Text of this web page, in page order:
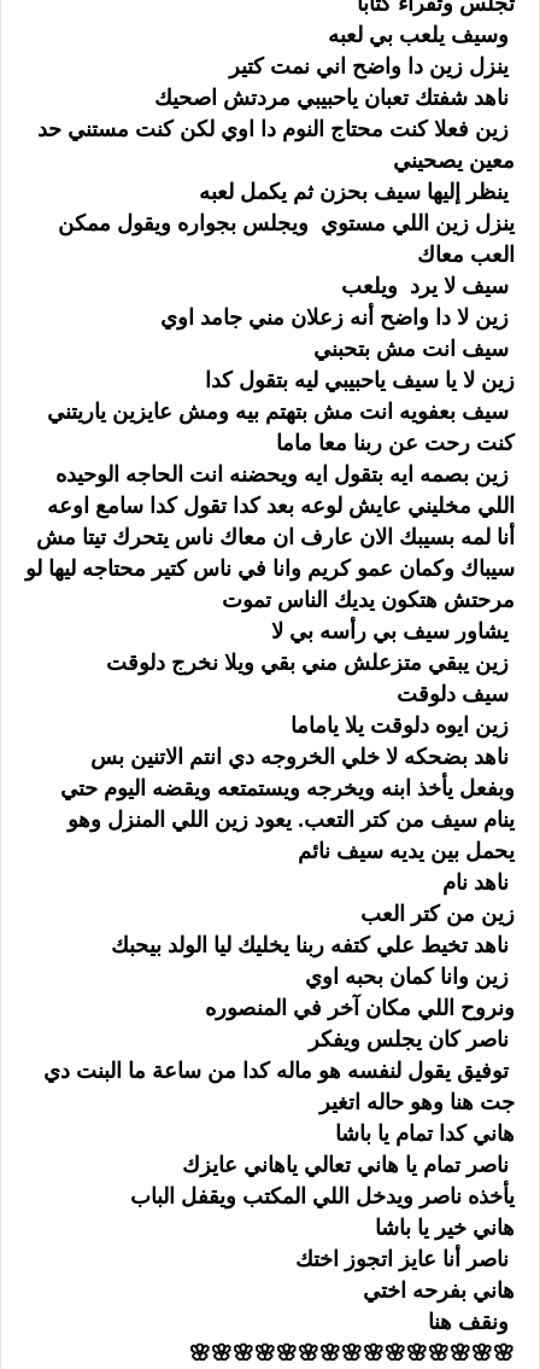
وسيف يلعب بي لعبه
ينزل زين دا واضح اني نمت كتير
ناهد شفتك تعبان ياحبيبي مردتش اصحيك
زين فعلا كنت محتاج النوم دا اوي لكن كنت مستني حد
معين يصحيني
ينظر إليها سيف بحزن ثم يكمل لعبه
ينزل زين اللي مستوي ويجلس بجواره ويقول ممكن
العب معاك
سيف لا يرد ويلعب
زين لا دا واضح أنه زعلان مني جامد اوي
سيف انت مش بتحبني
زين لا يا سيف ياحبيبي ليه بتقول كدا
سيف بعفويه انت مش بتهتم بيه ومش عايزين ياريتني
كنت رحت عن ربنا معا ماما
زين بصمه ايه بتقول ايه ويحضنه انت الحاجه الوحيده
اللي مخليني عايش لوعه بعد كدا تقول كدا سامع اوعه
أنا لمه بسيبك الان عارف ان معاك ناس يتحرك تيتا مش
سيباك وكمان عمو كريم وانا في ناس كتير محتاجه ليها لو
مرحتش هتكون يديك الناس تموت
يشاور سيف بي رأسه بي لا
زين يبقي متزعلش مني بقي ويلا نخرج دلوقت
سيف دلوقت
زين ايوه دلوقت يلا ياماما
ناهد بضحكه لا خلي الخروجه دي انتم الاتنين بس
وبفعل يأخذ ابنه ويخرجه ويستمتعه ويقضه اليوم حتي
ينام سيف من كتر التعب. يعود زين اللي المنزل وهو
يحمل بين يديه سيف نائم
ناهد نام
زين من كتر العب
ناهد تخيط علي كتفه ربنا يخليك ليا الولد بيحبك
زين وانا كمان بحبه اوي
ونروح اللي مكان آخر في المنصوره
ناصر كان يجلس ويفكر
توفيق يقول لنفسه هو ماله كدا من ساعة ما البنت دي
جت هنا وهو حاله اتغير
هاني كدا تمام يا باشا
ناصر تمام يا هاني تعالي ياهاني عايزك
يأخذه ناصر ويدخل اللي المكتب ويقفل الباب
هاني خير يا باشا
ناصر أنا عايز اتجوز اختك
هاني بفرحه اختي
ونقف هنا
🌸🌸🌸🌸🌸🌸🌸🌸🌸🌸🌸🌸🌸🌸🌸